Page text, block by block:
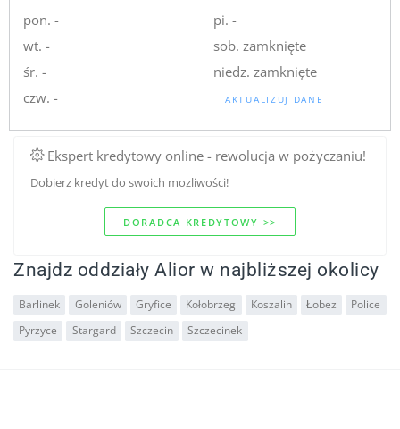
pon. -
wt. -
śr. -
czw. -
pi. -
sob. zamknięte
niedz. zamknięte
AKTUALIZUJ DANE
Ekspert kredytowy online - rewolucja w pożyczaniu!
Dobierz kredyt do swoich mozliwości!
DORADCA KREDYTOWY >>
Znajdz oddziały Alior w najbliższej okolicy
Barlinek Goleniów Gryfice Kołobrzeg Koszalin Łobez
Police
Pyrzyce
Stargard Szczecin Szczecinek